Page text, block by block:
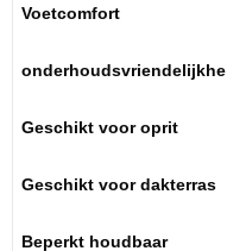
Voetcomfort
onderhoudsvriendelijkhe
Geschikt voor oprit
Geschikt voor dakterras
Beperkt houdbaar